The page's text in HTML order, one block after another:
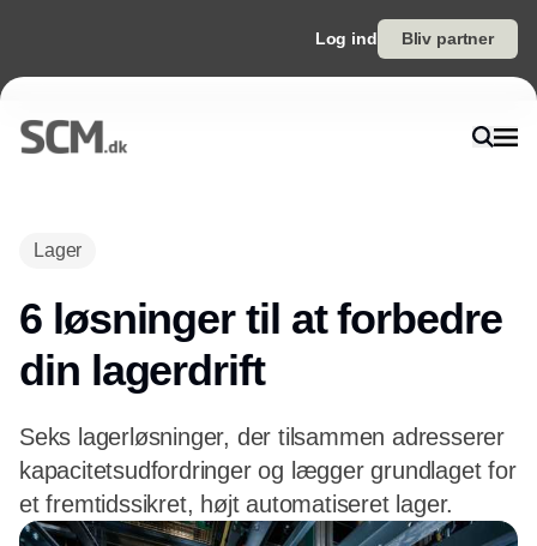
Log ind Bliv partner
Lager
6 løsninger til at forbedre
din lagerdrift
Seks lagerløsninger, der tilsammen adresserer
kapacitetsudfordringer og lægger grundlaget for
et fremtidssikret, højt automatiseret lager.